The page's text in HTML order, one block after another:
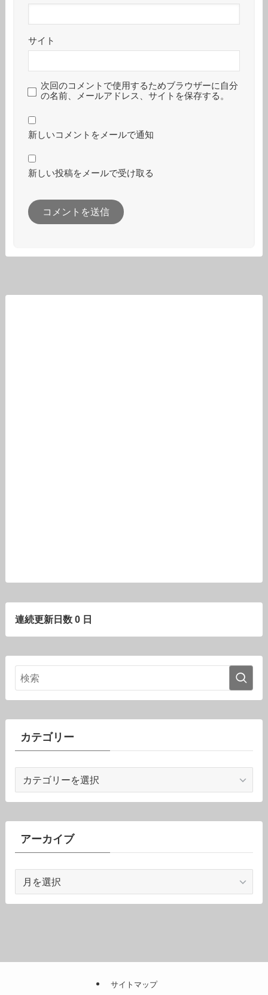
サイト
次回のコメントで使用するためブラウザーに自分
の名前、メールアドレス、サイトを保存する。
新しいコメントをメールで通知
新しい投稿をメールで受け取る
連続更新日数 0 日
カテゴリー
ゴ
リ
ーアーカイブ
カ
サイトマップ